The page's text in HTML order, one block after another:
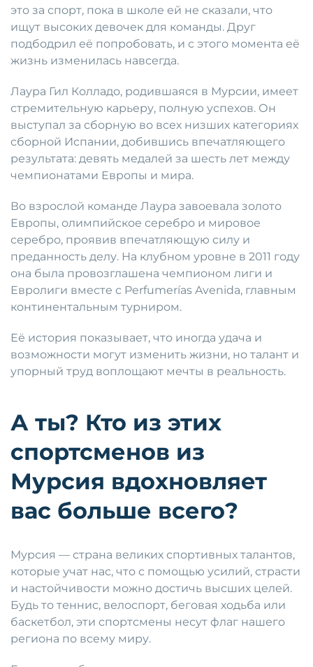
это за спорт, пока в школе ей не сказали, что
ищут высоких девочек для команды. Друг
подбодрил её попробовать, и с этого момента её
жизнь изменилась навсегда.
Лаура Гил Колладо, родившаяся в Мурсии, имеет
стремительную карьеру, полную успехов. Он
выступал за сборную во всех низших категориях
сборной Испании, добившись впечатляющего
результата: девять медалей за шесть лет между
чемпионатами Европы и мира.
Во взрослой команде Лаура завоевала золото
Европы, олимпийское серебро и мировое
серебро, проявив впечатляющую силу и
преданность делу. На клубном уровне в 2011 году
она была провозглашена чемпионом лиги и
Евролиги вместе с Perfumerías Avenida, главным
континентальным турниром.
Её история показывает, что иногда удача и
возможности могут изменить жизни, но талант и
упорный труд воплощают мечты в реальность.
А ты? Кто из этих
спортсменов из
Мурсия вдохновляет
вас больше всего?
Мурсия — страна великих спортивных талантов,
которые учат нас, что с помощью усилий, страсти
и настойчивости можно достичь высших целей.
Будь то теннис, велоспорт, беговая ходьба или
баскетбол, эти спортсмены несут флаг нашего
региона по всему миру.